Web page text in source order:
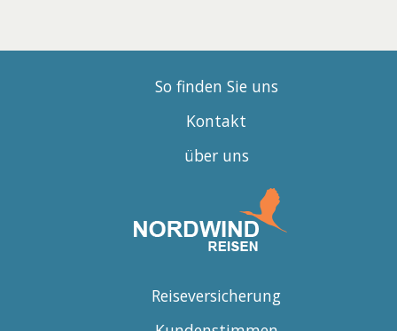
So finden Sie uns
Kontakt
über uns
Reiseversicherung